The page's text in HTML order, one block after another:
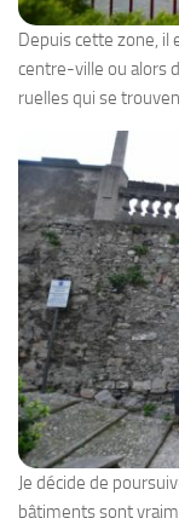
Depuis cette zone, il
centre-ville ou alors
ruelles qui se
Je décide de
bâtiments sont